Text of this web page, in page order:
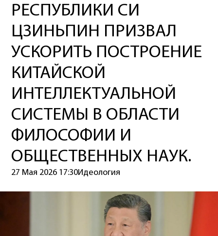
РЕСПУБЛИКИ СИ
ЦЗИНЬПИН ПРИЗВАЛ
УСКОРИТЬ ПОСТРОЕНИЕ
КИТАЙСКОЙ
ИНТЕЛЛЕКТУАЛЬНОЙ
СИСТЕМЫ В ОБЛАСТИ
ФИЛОСОФИИ И
ОБЩЕСТВЕННЫХ НАУК.
27 Мая 2026 17:30Идеология